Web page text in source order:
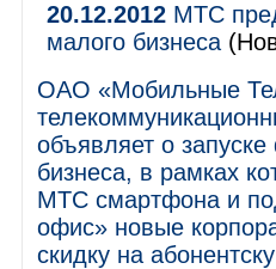
20.12.2012 МТС
малого бизнеса
ОАО «Мобильные
объявляет о
бизнеса, в рамках
МТС смартфона и
офис» новые
скидку на